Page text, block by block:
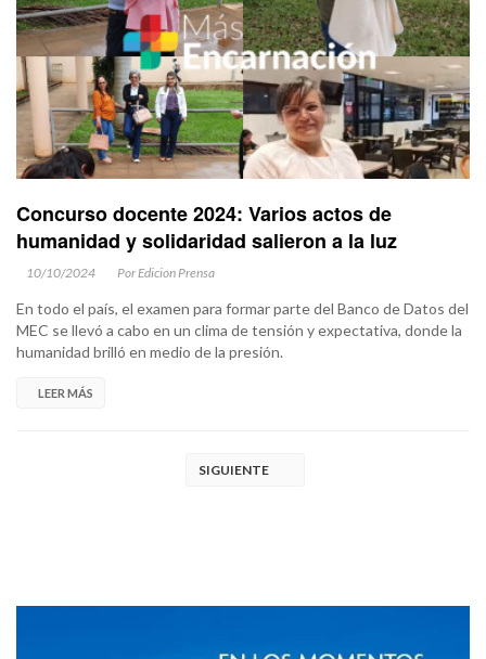
Concurso docente 2024: Varios actos de
humanidad y solidaridad salieron a la luz
10/10/2024 Por Edicion Prensa
En todo el país, el examen para formar parte del Banco de Datos del
MEC se llevó a cabo en un clima de tensión y expectativa, donde la
humanidad brilló en medio de la presión.
LEER MÁS
SIGUIENTE